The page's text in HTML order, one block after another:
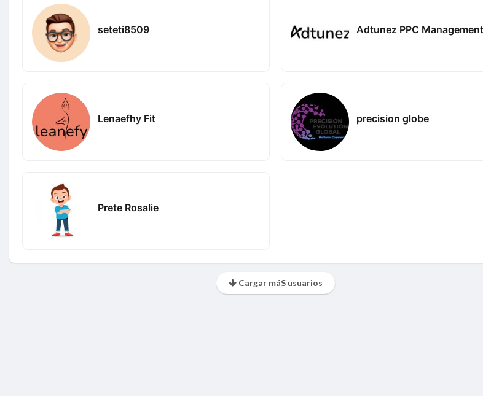
seteti8509
Lenaefhy Fit precision globe
Prete Rosalie
Cargar máS usuarios